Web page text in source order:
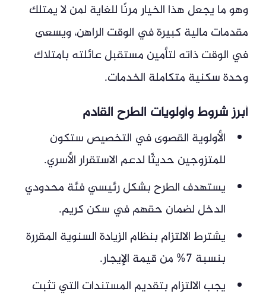
وهو ما يجعل هذا الخيار مرنًا للغاية لمن لا يمتلك
مقدمات مالية كبيرة في الوقت الراهن، ويسعى
في الوقت ذاته لتأمين مستقبل عائلته بامتلاك
وحدة سكنية متكاملة الخدمات.
أبرز شروط وأولويات الطرح القادم
الأولوية القصوى في التخصيص ستكون
للمتزوجين حديثًا لدعم الاستقرار الأسري.
يستهدف الطرح بشكل رئيسي فئة محدودي
الدخل لضمان حقهم في سكن كريم.
يشترط الالتزام بنظام الزيادة السنوية المقررة
بنسبة 7% من قيمة الإيجار.
يجب الالتزام بتقديم المستندات التي تثبت